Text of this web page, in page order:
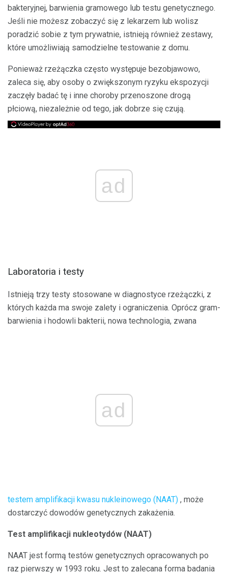
bakteryjnej, barwienia gramowego lub testu genetycznego.
Jeśli nie możesz zobaczyć się z lekarzem lub wolisz
poradzić sobie z tym prywatnie, istnieją również zestawy,
które umożliwiają samodzielne testowanie z domu.
Ponieważ rzeżączka często występuje bezobjawowo,
zaleca się, aby osoby o zwiększonym ryzyku ekspozycji
zaczęły badać tę i inne choroby przenoszone drogą
płciową, niezależnie od tego, jak dobrze się czują.
ad
Laboratoria i testy
Istnieją trzy testy stosowane w diagnostyce rzeżączki, z
których każda ma swoje zalety i ograniczenia. Oprócz gram-
barwienia i hodowli bakterii, nowa technologia, zwana
ad
testem amplifikacji kwasu nukleinowego (NAAT) , może
dostarczyć dowodów genetycznych zakażenia.
Test amplifikacji nukleotydów (NAAT)
NAAT jest formą testów genetycznych opracowanych po
raz pierwszy w 1993 roku. Jest to zalecana forma badania